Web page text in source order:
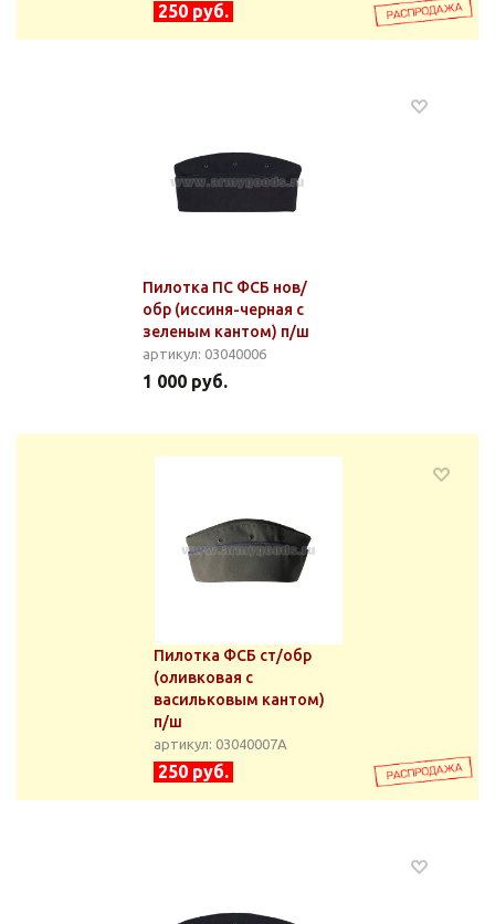
250 руб.
Пилотка ПС ФСБ нов/
обр (иссиня-черная с
зеленым кантом) п/ш
артикул: 03040006
1 000 руб.
Пилотка ФСБ ст/обр
(оливковая с
васильковым кантом)
п/ш
артикул: 03040007А
250 руб.